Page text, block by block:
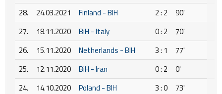
28.
24.03.2021 Finland - BIH 2 : 2
90'
27.
18.11.2020 BiH - Italy 0 : 2
70'
26.
15.11.2020 Netherlands - BIH 3 : 1
77'
25.
12.11.2020 BiH - Iran 0 : 2
0'
24.
14.10.2020 Poland - BIH 3 : 0
73'